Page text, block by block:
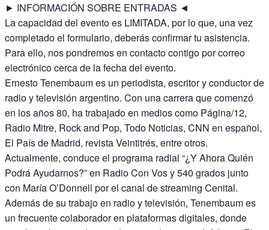
► INFORMACIÓN SOBRE ENTRADAS ◄
La capacidad del evento es LIMITADA, por lo que, una vez
completado el formulario, deberás confirmar tu asistencia.
Para ello, nos pondremos en contacto contigo por correo
electrónico cerca de la fecha del evento.
Ernesto Tenembaum es un periodista, escritor y conductor de
radio y televisión argentino. Con una carrera que comenzó
en los años 80, ha trabajado en medios como Página/12,
Radio Mitre, Rock and Pop, Todo Noticias, CNN en español,
El País de Madrid, revista Veintitrés, entre otros.
Actualmente, conduce el programa radial “¿Y Ahora Quién
Podrá Ayudarnos?” en Radio Con Vos y 540 grados junto
con María OʼDonnell por el canal de streaming Cenital.
Además de su trabajo en radio y televisión, Tenembaum es
un frecuente colaborador en plataformas digitales, donde